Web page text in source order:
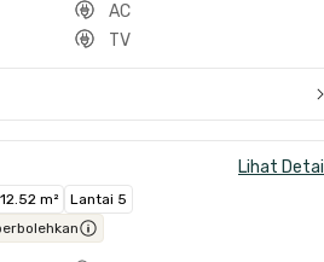
AC
TV
Lihat Detail
12.52 m²
Lantai 5